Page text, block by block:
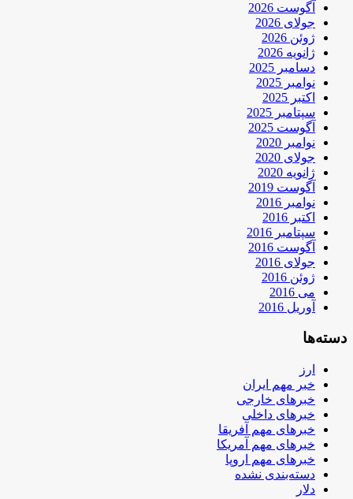
آگوست 2026
جولای 2026
ژوئن 2026
ژانویه 2026
دسامبر 2025
نوامبر 2025
اکتبر 2025
سپتامبر 2025
آگوست 2025
نوامبر 2020
جولای 2020
ژانویه 2020
آگوست 2019
نوامبر 2016
اکتبر 2016
سپتامبر 2016
آگوست 2016
جولای 2016
ژوئن 2016
می 2016
آوریل 2016
دسته‌ها
ارز
خبر مهم ایران
خبرهای خارجی
خبرهای داخلی
خبرهای مهم آفریقا
خبرهای مهم آمریکا
خبرهای مهم اروپا
دسته‌بندی نشده
دلار